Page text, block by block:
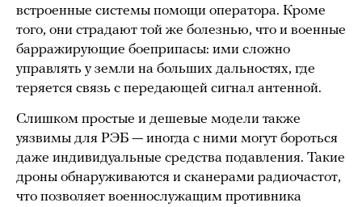
встроенные системы помощи оператора. Кроме
того, они страдают той же болезнью, что и военные
барражирующие боеприпасы: ими сложно
управлять у земли на больших дальностях, где
теряется связь с передающей сигнал антенной.
Слишком простые и дешевые модели также
уязвимы для РЭБ — иногда с ними могут бороться
даже индивидуальные средства подавления. Такие
дроны обнаруживаются и сканерами радиочастот,
что позволяет военнослужащим противника